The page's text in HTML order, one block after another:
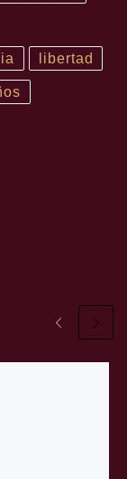
libertad